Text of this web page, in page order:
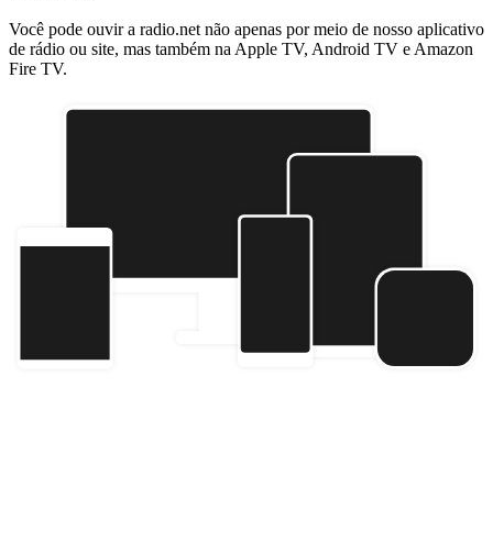
Você pode ouvir a radio.net não apenas por meio de nosso aplicativo
de rádio ou site, mas também na Apple TV, Android TV e Amazon
Fire TV.